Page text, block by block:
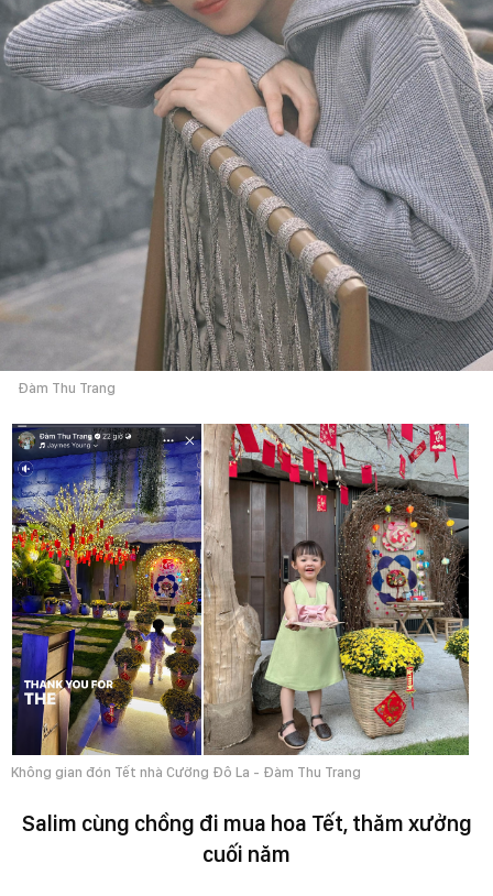
Đàm Thu Trang
Không gian đón Tết nhà Cường Đô La - Đàm Thu Trang
Salim cùng chồng đi mua hoa Tết, thăm xưởng
cuối năm